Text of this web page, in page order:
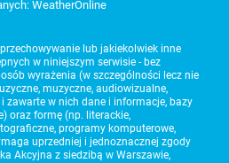
WeatherOnline
lub jakiekolwiek inne
w niniejszym serwisie - bez
wyrażenia (w szczególności lecz nie
muzyczne, audiowizualne,
zawarte w nich dane i informacje, bazy
oraz formę (np. literackie,
programy komputerowe,
uprzedniej i jednoznacznej zgody
Akcyjna z siedzibą w Warszawie,